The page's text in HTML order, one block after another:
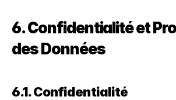
6. Confidentialité et
des Données
6.1. Confidentialité